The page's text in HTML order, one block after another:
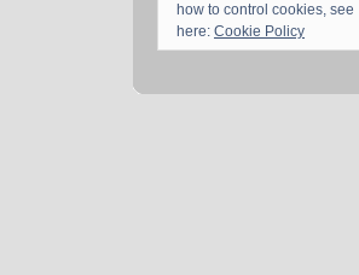
how to control cookies, see
here: Cookie Policy